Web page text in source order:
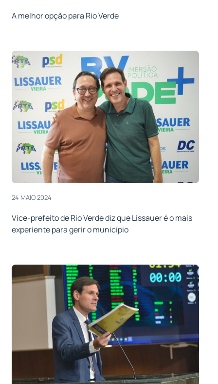
A melhor opção para Rio Verde
24 MAIO 2024
Vice-prefeito de Rio Verde diz que Lissauer é o mais
experiente para gerir o município